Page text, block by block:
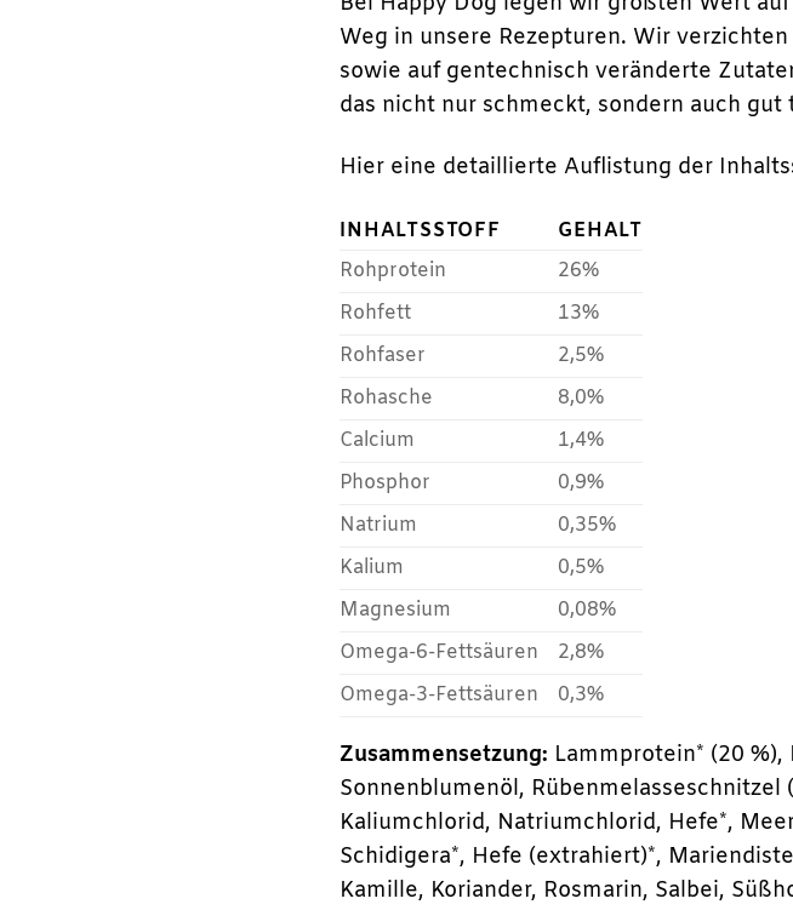
Weg in unsere Rezepturen. Wir
sowie auf gentechnisch veränderte
das nicht nur schmeckt, sondern auch gut
Hier eine detaillierte Auflistung der
INHALTSSTOFF
GEHALT
Rohprotein
26%
Rohfett
13%
Rohfaser
2,5%
Rohasche
8,0%
Calcium
1,4%
Phosphor
0,9%
Natrium
0,35%
Kalium
0,5%
Magnesium
0,08%
Omega-6-Fettsäuren
2,8%
Omega-3-Fettsäuren
0,3%
Zusammensetzung: Lammprotein* (20
Sonnenblumenöl,
Kaliumchlorid, Natriumchlorid, Hefe*,
Schidigera*, Hefe (extrahiert)*,
Kamille, Koriander, Rosmarin, Salbei,